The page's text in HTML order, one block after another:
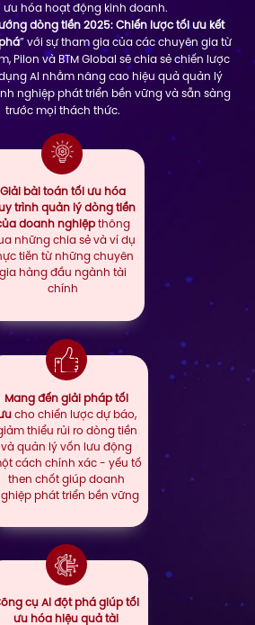
ưu hóa hoạt động kinh doanh.
dòng tiền 2025: Chiến lược tối ưu kết
” với sự tham gia của các chuyên gia từ
Pilon và BTM Global sẽ chia sẻ chiến lược
AI nhằm nâng cao hiệu quả quản lý
nghiệp phát triển bền vững và sẵn sàng
trước mọi thách thức.
Giải bài toán tối ưu hóa
trình quản lý dòng tiền
doanh nghiệp thông
những chia sẻ và ví dụ
tiễn từ những chuyên
gia hàng đầu ngành tài
chính
Mang đến giải pháp tối
cho chiến lược dự báo,
thiểu rủi ro dòng tiền
và quản lý vốn lưu động
cách chính xác - yếu tố
then chốt giúp doanh
phát triển bền vững
cụ AI đột phá giúp tối
ưu hóa hiệu quả tài